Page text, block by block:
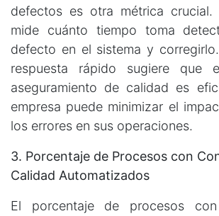
defectos es otra métrica crucial.
mide cuánto tiempo toma
defecto en el sistema y
respuesta rápido sugiere que
aseguramiento de calidad es
empresa puede minimizar el
los errores en sus operaciones.
3. Porcentaje de Procesos con
Calidad Automatizados
El porcentaje de procesos